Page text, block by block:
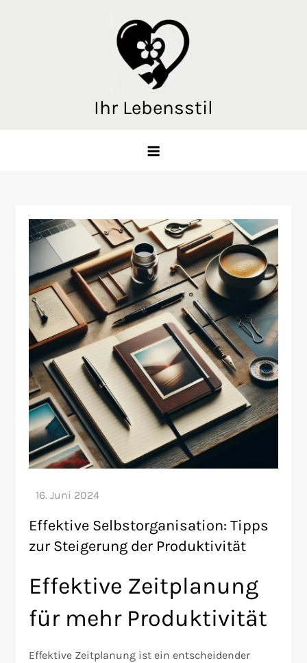
Ihr Lebensstil
Effektive Selbstorganisation: Tipps
zur Steigerung der Produktivität
Effektive Zeitplanung
für mehr Produktivität
Effektive Zeitplanung ist ein entscheidender